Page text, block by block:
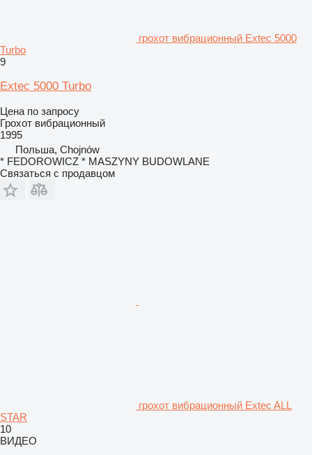
грохот вибрационный Extec 5000
Turbo
9
Extec 5000 Turbo
Цена по запросу
Грохот вибрационный
1995
Польша, Chojnów
* FEDOROWICZ * MASZYNY BUDOWLANE
Связаться с продавцом
грохот вибрационный Extec ALL
STAR
10
ВИДЕО